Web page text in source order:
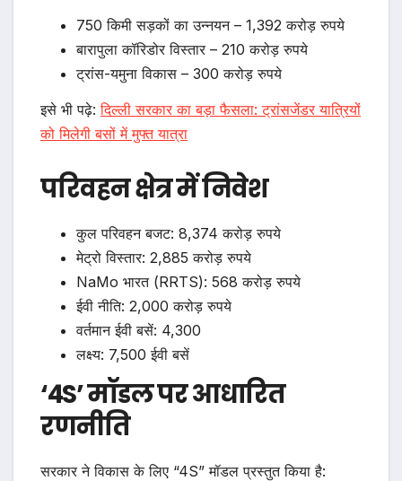
750 किमी सड़कों का उन्नयन – 1,392 करोड़ रुपये
बारापुला कॉरिडोर विस्तार – 210 करोड़ रुपये
ट्रांस-यमुना विकास – 300 करोड़ रुपये
इसे भी पढ़े:दिल्ली सरकार का बड़ा फैसला: ट्रांसजेंडर यात्रियों
को मिलेगी बसों में मुफ्त यात्रा
परिवहन क्षेत्र में निवेश
कुल परिवहन बजट: 8,374 करोड़ रुपये
मेट्रो विस्तार: 2,885 करोड़ रुपये
NaMo भारत (RRTS): 568 करोड़ रुपये
ईवी नीति: 2,000 करोड़ रुपये
वर्तमान ईवी बसें: 4,300
लक्ष्य: 7,500 ईवी बसें
‘4S’ मॉडल पर आधारित
रणनीति
सरकार ने विकास के लिए “4S” मॉडल प्रस्तुत किया है: